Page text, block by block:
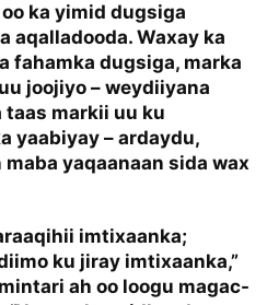
ka yimid dugsiga
aqalladooda. Waxay ka
fahamka dugsiga, marka
joojiyo – weydiiyana
taas markii uu ku
yaabiyay – ardaydu,
yaqaanaan sida wax
imtixaanka;
ku jiray imtixaanka,”
ah oo loogu magac-